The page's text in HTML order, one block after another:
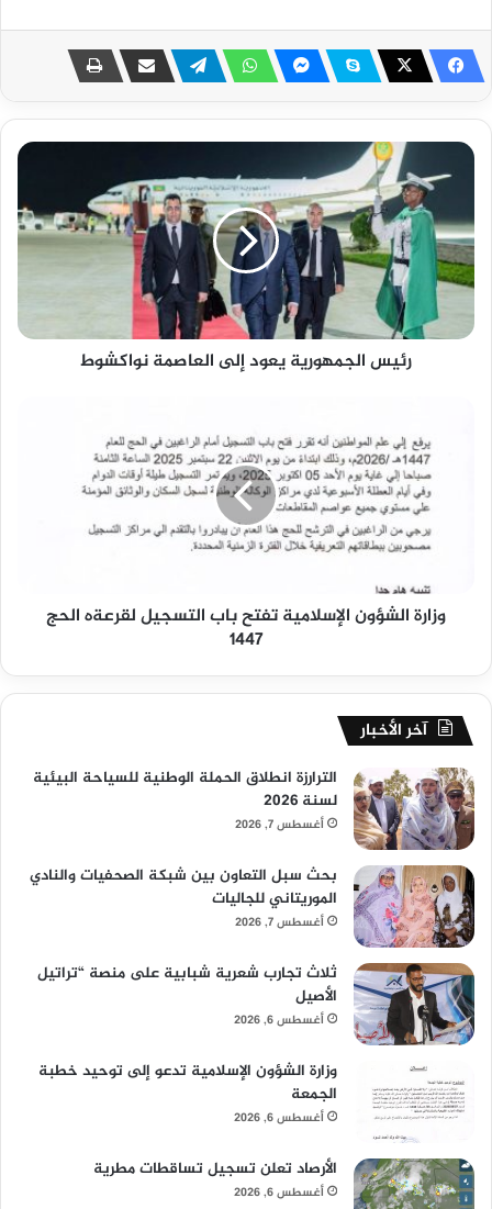
رئيس الجمهورية يعود إلى العاصمة نواكشوط
وزارة الشؤون الإسلامية تفتح باب التسجيل لقرعةه الحج
1447
آخر الأخبار
الترارزة انطلاق الحملة الوطنية للسياحة البيئية
لسنة 2026
أغسطس 7, 2026
بحث سبل التعاون بين شبكة الصحفيات والنادي
الموريتاني للجاليات
أغسطس 7, 2026
ثلاث تجارب شعرية شبابية على منصة “تراتيل
الأصيل
أغسطس 6, 2026
وزارة الشؤون الإسلامية تدعو إلى توحيد خطبة
الجمعة
أغسطس 6, 2026
الأرصاد تعلن تسجيل تساقطات مطرية
أغسطس 6, 2026